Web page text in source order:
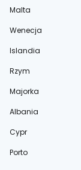
Malta
Wenecja
Islandia
Rzym
Majorka
Albania
Cypr
Porto